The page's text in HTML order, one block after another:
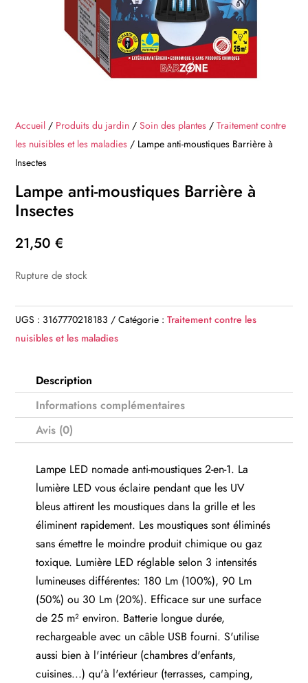
Accueil / Produits du jardin /Soin des plantes /Traitement contre
les nuisibles et les maladies / Lampe anti-moustiques Barrière à
Insectes
Lampe anti-moustiques Barrière à
Insectes
21,50€
Rupture de stock
UGS : 3167770218183 Catégorie :Traitement contre les
nuisibles et les maladies
Description
Informations complémentaires
Avis (0)
Lampe LED nomade anti-moustiques 2-en-1. La
lumière LED vous éclaire pendant que les UV
bleus attirent les moustiques dans la grille et les
éliminent rapidement. Les moustiques sont éliminés
sans émettre le moindre produit chimique ou gaz
toxique. Lumière LED réglable selon 3 intensités
lumineuses différentes: 180 Lm (100%), 90 Lm
(50%) ou 30 Lm (20%). Efficace sur une surface
de 25 m² environ. Batterie longue durée,
rechargeable avec un câble USB fourni. S'utilise
aussi bien à l'intérieur (chambres d'enfants,
cuisines...) qu'à l'extérieur (terrasses, camping,